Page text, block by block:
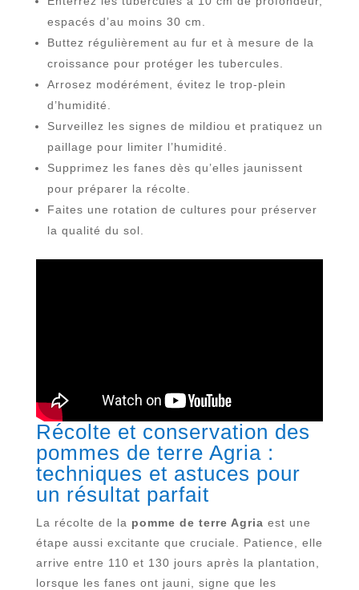
espacés d’au moins 30 cm.
Buttez régulièrement au fur et à mesure de la
croissance pour protéger les tubercules.
Arrosez modérément, évitez le trop-plein
d’humidité.
Surveillez les signes de mildiou et pratiquez un
paillage pour limiter l’humidité.
Supprimez les fanes dès qu’elles jaunissent
pour préparer la récolte.
Faites une rotation de cultures pour préserver
la qualité du sol.
Récolte et conservation des
pommes de terre Agria :
techniques et astuces pour
un résultat parfait
La récolte de la pomme de terre Agria est une
étape aussi excitante que cruciale. Patience, elle
arrive entre 110 et 130 jours après la plantation,
lorsque les fanes ont jauni, signe que les